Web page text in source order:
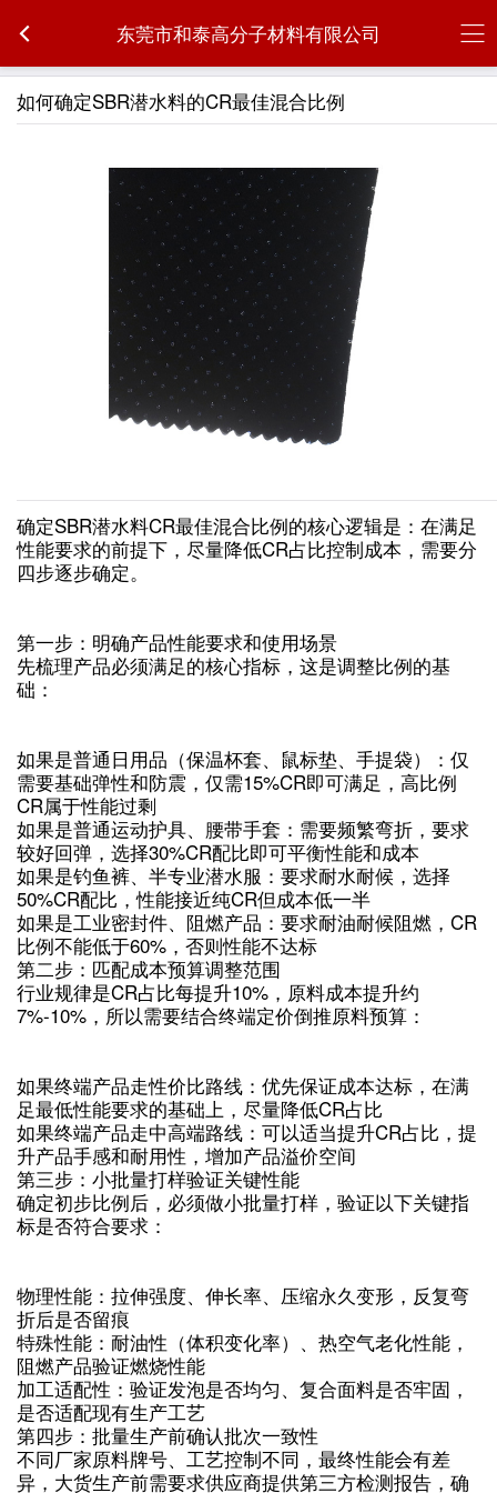
东莞市和泰高分子材料有限公司
如何确定SBR潜水料的CR最佳混合比例
‌确定SBR潜水料CR最佳混合比例的核心逻辑是：在满足
性能要求的前提下，尽量降低CR占比控制成本，需要分
四步逐步确定。‌
第一步：明确产品性能要求和使用场景
先梳理产品必须满足的核心指标，这是调整比例的基
础：
如果是‌普通日用品‌（保温杯套、鼠标垫、手提袋）：仅
需要基础弹性和防震，仅需15%CR即可满足，高比例
CR属于性能过剩
如果是‌普通运动护具、腰带手套‌：需要频繁弯折，要求
较好回弹，选择30%CR配比即可平衡性能和成本
如果是‌钓鱼裤、半专业潜水服‌：要求耐水耐候，选择
50%CR配比，性能接近纯CR但成本低一半
如果是‌工业密封件、阻燃产品‌：要求耐油耐候阻燃，CR
比例不能低于60%，否则性能不达标
第二步：匹配成本预算调整范围
行业规律是CR占比每提升10%，原料成本提升约
7%-10%，所以需要结合终端定价倒推原料预算：
如果终端产品走性价比路线：优先保证成本达标，在满
足最低性能要求的基础上，尽量降低CR占比
如果终端产品走中高端路线：可以适当提升CR占比，提
升产品手感和耐用性，增加产品溢价空间
第三步：小批量打样验证关键性能
确定初步比例后，必须做小批量打样，验证以下关键指
标是否符合要求：
物理性能：拉伸强度、伸长率、压缩永久变形，反复弯
折后是否留痕
特殊性能：耐油性（体积变化率）、热空气老化性能，
阻燃产品验证燃烧性能
加工适配性：验证发泡是否均匀、复合面料是否牢固，
是否适配现有生产工艺
第四步：批量生产前确认批次一致性
不同厂家原料牌号、工艺控制不同，最终性能会有差
异，大货生产前需要求供应商提供第三方检测报告，确